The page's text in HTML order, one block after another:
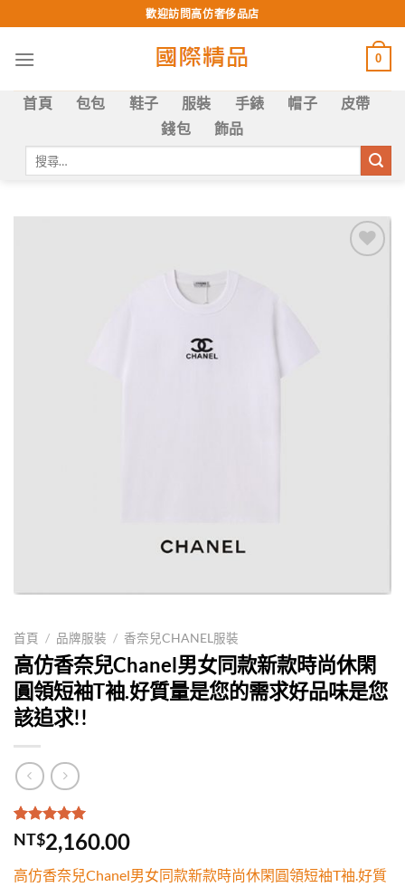
to
content
歡迎訪問高仿奢侈品店
0
首頁 包包 鞋子 服裝 手錶 帽子
皮帶
錢包
飾品
首頁 / 品牌服裝 / 香奈兒CHANEL服裝
高仿香奈兒Chanel男女同款新款時尚休閑
圓領短袖T袖.好質量是您的需求好品味是您
該追求!!
評分5.00 /
5，已有
1
位
分
NT$2,160.00
高仿香奈兒Chanel男女同款新款時尚休閑圓領短袖T袖.好質